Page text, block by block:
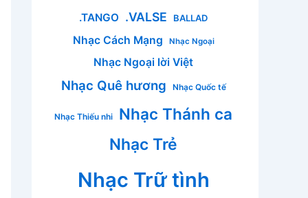
.TANGO .VALSE BALLAD
Nhạc Cách Mạng Nhạc Ngoại
Nhạc Ngoại lời Việt
Nhạc Quê hương Nhạc Quốc tế
Nhạc Thiếu nhi Nhạc Thánh ca
Nhạc Trẻ
Nhạc Trữ tình